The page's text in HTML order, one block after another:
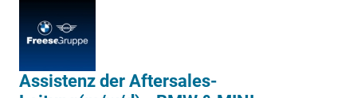
Assistenz der Aftersales-